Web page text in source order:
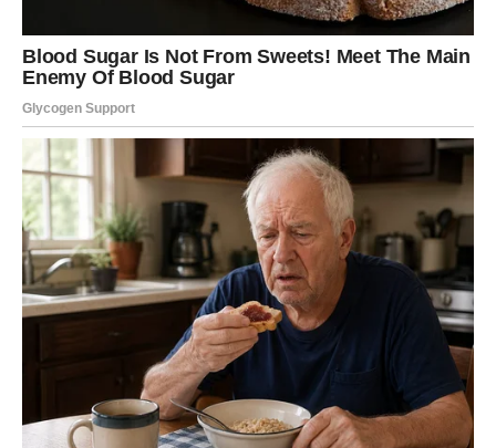
10. Odu kada osjete da nisu
voljene kako zaslužuju
Možda najvažnija stvar od svih.